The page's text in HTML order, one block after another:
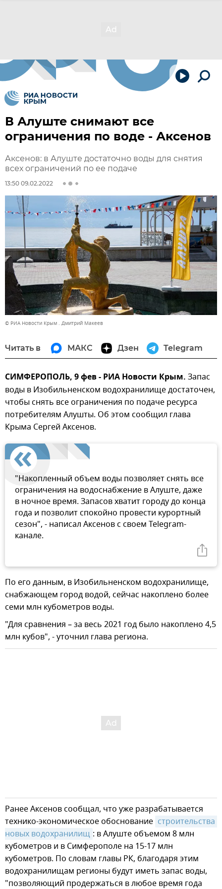
В Алуште снимают все
ограничения по воде - Аксенов
Аксенов: в Алуште достаточно воды для снятия
всех ограничений по ее подаче
13:50 09.02.2022
© РИА Новости Крым . Дмитрий Макеев
Читать в МАКС Дзен Telegram
СИМФЕРОПОЛЬ, 9 фев - РИА Новости Крым. Запас
воды в Изобильненском водохранилище достаточен,
чтобы снять все ограничения по подаче ресурса
потребителям Алушты. Об этом сообщил глава
Крыма Сергей Аксенов.
"Накопленный объем воды позволяет снять все
ограничения на водоснабжение в Алуште, даже
в ночное время. Запасов хватит городу до конца
года и позволит спокойно провести курортный
сезон", - написал Аксенов с своем Telegram-
канале.
По его данным, в Изобильненском водохранилище,
снабжающем город водой, сейчас накоплено более
семи млн кубометров воды.
"Для сравнения – за весь 2021 год было накоплено 4,5
млн кубов", - уточнил глава региона.
Ранее Аксенов сообщал, что уже разрабатывается
технико-экономическое обоснование строительства
новых водохранилищ : в Алуште объемом 8 млн
кубометров и в Симферополе на 15-17 млн
кубометров. По словам главы РК, благодаря этим
водохранилищам регионы будут иметь запас воды,
"позволяющий продержаться в любое время года